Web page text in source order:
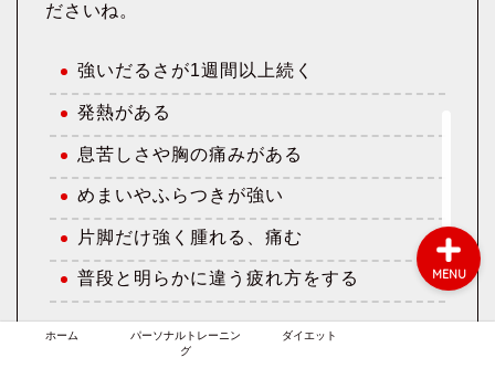
ださいね。
強いだるさが1週間以上続く
発熱がある
息苦しさや胸の痛みがある
めまいやふらつきが強い
片脚だけ強く腫れる、痛む
普段と明らかに違う疲れ方をする
ホーム
パーソナルトレーニン
グ
ダイエット
MENU
パーソナルトレーニング